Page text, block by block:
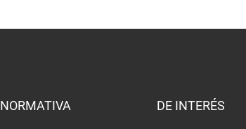
NORMATIVA DE INTERÉS